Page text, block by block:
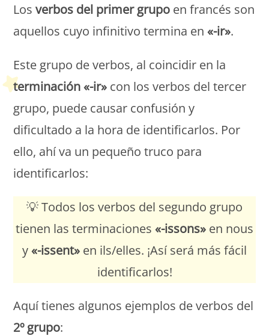
Losverbos del primer grupo en francés son
aquellos cuyo infinitivo termina en«-ir».
Este grupo de verbos, al coincidir en la
terminación «-ir» con los verbos del tercer
grupo, puede causar confusión y
dificultado a la hora de identificarlos. Por
ello, ahí va un pequeño truco para
identificarlos:
💡 Todos los verbos del segundo grupo
tienen las terminaciones «-issons» en nous
y«-issent» en ils/elles. ¡Así será más fácil
identificarlos!
Aquí tienes algunos ejemplos de verbos del
2º grupo: